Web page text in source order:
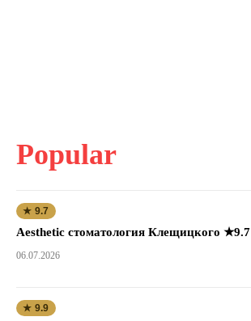
Popular
★ 9.7
Aesthetic стоматология Клещицкого ★9.7
06.07.2026
★ 9.9